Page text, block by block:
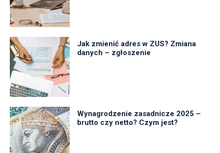
Jak zmienić adres w ZUS? Zmiana
danych – zgłoszenie
Wynagrodzenie zasadnicze 2025 –
brutto czy netto? Czym jest?